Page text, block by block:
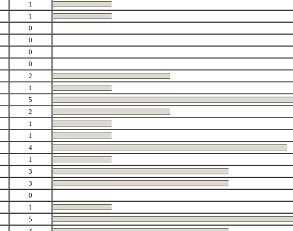
1
1
0
0
0
0
2
1
5
2
1
1
4
1
3
3
0
1
5